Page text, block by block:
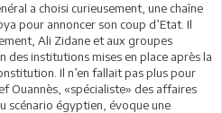
a choisi curieusement, une chaîne
pour annoncer son coup d’Etat. Il
Ali Zidane et aux groupes
des institutions mises en place après la
Il n’en fallait pas plus pour
Ouannès, «spécialiste» des affaires
scénario égyptien, évoque une